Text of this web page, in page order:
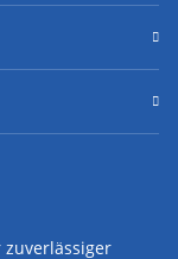
zuverlässiger